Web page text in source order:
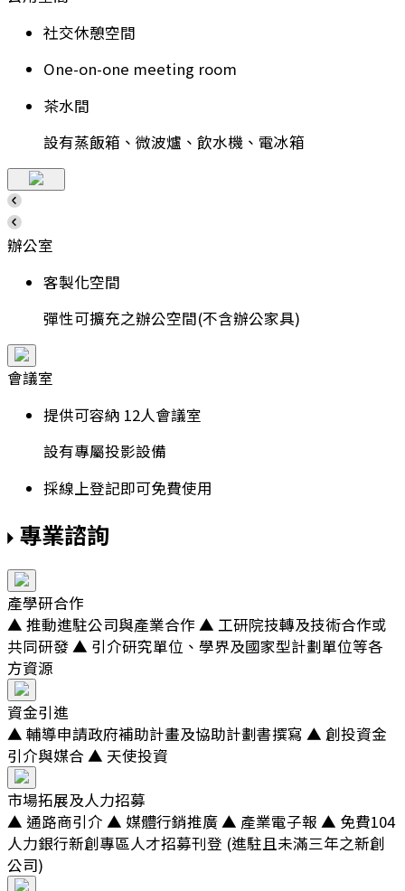
社交休憩空間
One-on-one meeting room
茶水間
設有蒸飯箱、微波爐、飲水機、電冰箱
辦公室
客製化空間
彈性可擴充之辦公空間(不含辦公家具)
會議室
提供可容納 12人會議室
設有專屬投影設備
採線上登記即可免費使用
專業諮詢
產學研合作
▲ 推動進駐公司與產業合作 ▲ 工研院技轉及技術合作或
共同研發 ▲ 引介研究單位、學界及國家型計劃單位等各
方資源
資金引進
▲ 輔導申請政府補助計畫及協助計劃書撰寫 ▲ 創投資金
引介與媒合 ▲ 天使投資
市場拓展及人力招募
▲ 通路商引介 ▲ 媒體行銷推廣 ▲ 產業電子報 ▲ 免費104
人力銀行新創專區人才招募刊登 (進駐且未滿三年之新創
公司)